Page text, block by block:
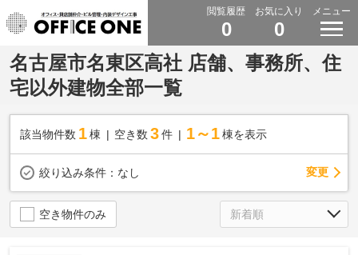
閲覧履歴
0
お気に入り
0
メニュー
名古屋市名東区高社 店舗、事務所、住
宅以外建物全部一覧
該当物件数 1棟 空き数 3 件 1～1 棟を表示
絞り込み条件： なし 変更
空き物件のみ